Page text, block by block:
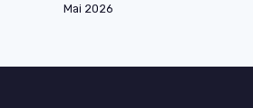
Mai 2026